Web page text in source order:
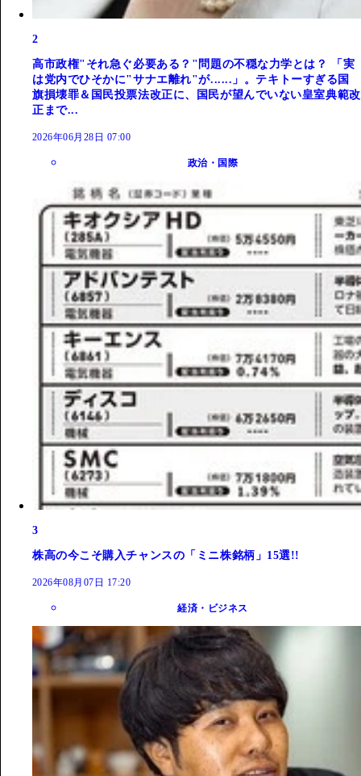
2
高市政権"それ急ぐ必要ある？"問題の不穏な力学とは？ 「実
は党内でひそかに"サナエ離れ"が......」。テキトーすぎる国
旗損壊罪＆国民投票法改正に、国民が望んでいない皇室典範改
正まで...
2026年06月28日 07:00
政治・国際
3
株高の今こそ購入チャンスの「ミニ株銘柄」15選!!
2026年08月07日 17:20
経済・ビジネス